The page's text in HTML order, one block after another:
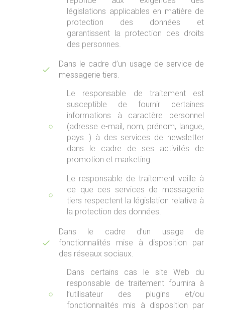
législations applicables en matière de
protection des données et
garantissent la protection des droits
des personnes.
Dans le cadre d’un usage de service de
messagerie tiers.
Le responsable de traitement est
susceptible de fournir certaines
informations à caractère personnel
(adresse e-mail, nom, prénom, langue,
pays…) à des services de newsletter
dans le cadre de ses activités de
promotion et marketing.
Le responsable de traitement veille à
ce que ces services de messagerie
tiers respectent la législation relative à
la protection des données.
Dans le cadre d’un usage de
fonctionnalités mise à disposition par
des réseaux sociaux.
Dans certains cas le site Web du
responsable de traitement fournira à
l’utilisateur des plugins et/ou
fonctionnalités mis à disposition par